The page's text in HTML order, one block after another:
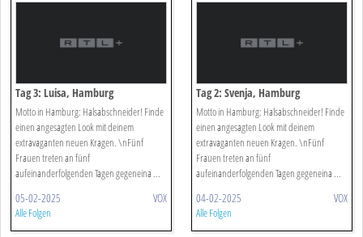
Tag 3: Luisa, Hamburg
Motto in Hamburg: Halsabschneider! Finde
einen angesagten Look mit deinem
extravaganten neuen Kragen. \nFünf
Frauen treten an fünf
aufeinanderfolgenden Tagen gegeneina ...
05-02-2025 VOX
Alle Folgen
Tag 2: Svenja, Hamburg
Motto in Hamburg: Halsabschneider! Finde
einen angesagten Look mit deinem
extravaganten neuen Kragen. \nFünf
Frauen treten an fünf
aufeinanderfolgenden Tagen gegeneina ...
04-02-2025 VOX
Alle Folgen